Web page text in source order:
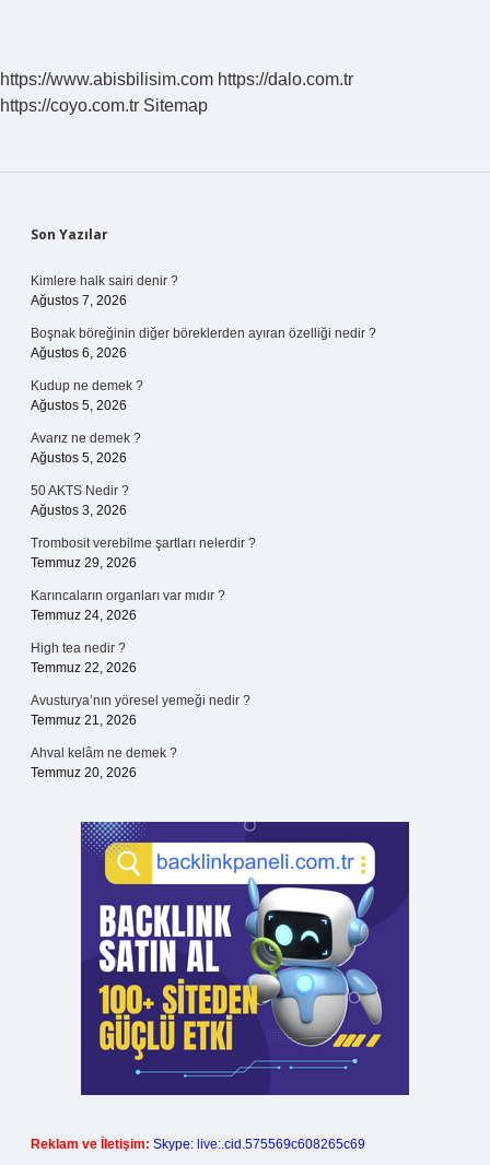
https://www.abisbilisim.com https://dalo.com.tr
https://coyo.com.tr Sitemap
Sidebar
Son Yazılar
Kimlere halk sairi denir ?
Ağustos 7, 2026
Boşnak böreğinin diğer böreklerden ayıran özelliği nedir ?
Ağustos 6, 2026
Kudup ne demek ?
Ağustos 5, 2026
Avarız ne demek ?
Ağustos 5, 2026
50 AKTS Nedir ?
Ağustos 3, 2026
Trombosit verebilme şartları nelerdir ?
Temmuz 29, 2026
Karıncaların organları var mıdır ?
Temmuz 24, 2026
High tea nedir ?
Temmuz 22, 2026
Avusturya’nın yöresel yemeği nedir ?
Temmuz 21, 2026
Ahval kelâm ne demek ?
Temmuz 20, 2026
Reklam ve İletişim: Skype: live:.cid.575569c608265c69